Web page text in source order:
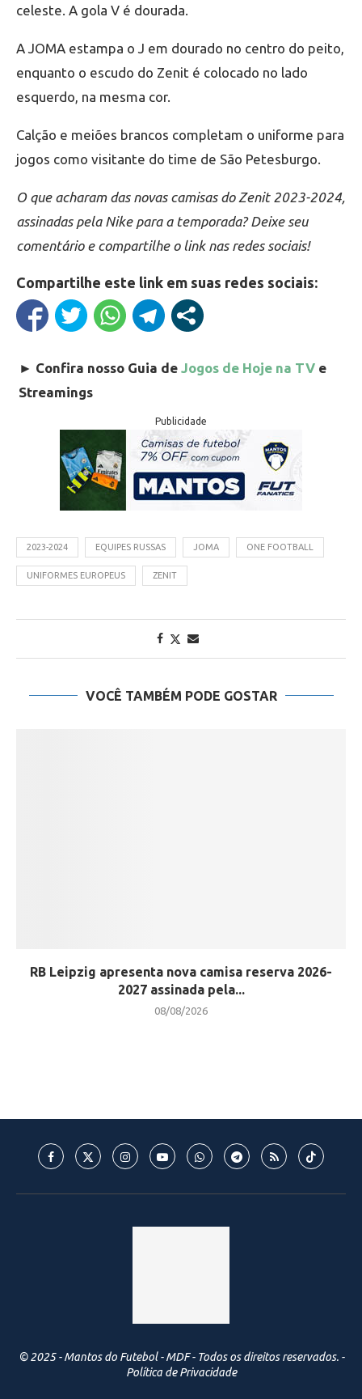
celeste. A gola V é dourada.
A JOMA estampa o J em dourado no centro do peito,
enquanto o escudo do Zenit é colocado no lado
esquerdo, na mesma cor.
Calção e meiões brancos completam o uniforme para
jogos como visitante do time de São Petesburgo.
O que acharam das novas camisas do Zenit 2023-2024,
assinadas pela Nike para a temporada? Deixe seu
comentário e compartilhe o link nas redes sociais!
Compartilhe este link em suas redes sociais:
► Confira nosso Guia de Jogos de Hoje na TV e
Streamings
Publicidade
2023-2024 EQUIPES RUSSAS JOMA ONE FOOTBALL
UNIFORMES EUROPEUS ZENIT
VOCÊ TAMBÉM PODE GOSTAR
RB Leipzig apresenta nova camisa reserva 2026-
2027 assinada pela...
08/08/2026
© 2025 - Mantos do Futebol - MDF - Todos os direitos reservados. -
Política de Privacidade